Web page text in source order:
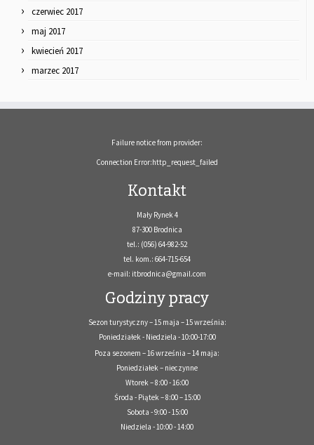
czerwiec 2017
maj 2017
kwiecień 2017
marzec 2017
Failure notice from provider:
Connection Error:http_request_failed
Kontakt
Mały Rynek 4
87-300 Brodnica
tel.: (056) 64-982-52
tel. kom.: 664-715-654
e-mail: itbrodnica@gmail.com
Godziny pracy
Sezon turystyczny – 15 maja – 15 września:
Poniedziałek - Niedziela - 10:00-17:00
Poza sezonem – 16 września – 14 maja:
Poniedziałek – nieczynne
Wtorek – 8:00 - 16:00
Środa - Piątek – 8:00 – 15:00
Sobota - 9:00 - 15:00
Niedziela - 10:00 - 14:00